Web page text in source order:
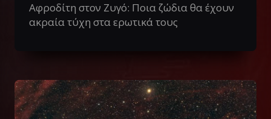
Αφροδίτη στον Ζυγό: Ποια ζώδια θα έχουν
ακραία τύχη στα ερωτικά τους